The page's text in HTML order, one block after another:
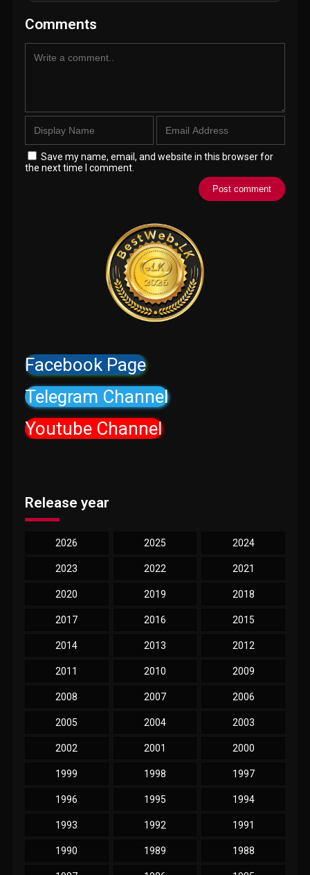
Comments
Save my name, email, and website in this browser for
the next time I comment.
Facebook Page
Telegram Channel
Youtube Channel
Release year
2026 2025 2024
2023 2022 2021
2020 2019 2018
2017 2016 2015
2014 2013 2012
2011 2010 2009
2008 2007 2006
2005 2004 2003
2002 2001 2000
1999 1998 1997
1996 1995 1994
1993 1992 1991
1990 1989 1988